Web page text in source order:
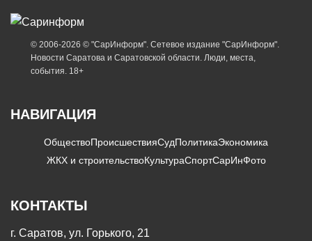
© 2006-2026 © "СарИнформ". Сетевое издание "СарИнформ".
Новости Саратова и Саратовской области. Люди, места,
события. 18+
НАВИГАЦИЯ
ОбществоПроисшествияСудПолитикаЭкономика
ЖКХ и строительствоКультураСпортСарИнФото
КОНТАКТЫ
г. Саратов, ул. Горького, 21